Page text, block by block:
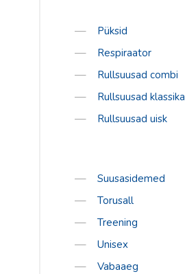
Püksid
Respiraator
Rullsuusad combi
Rullsuusad klassika
Rullsuusad uisk
Suusasidemed
Torusall
Treening
Unisex
Vabaaeg